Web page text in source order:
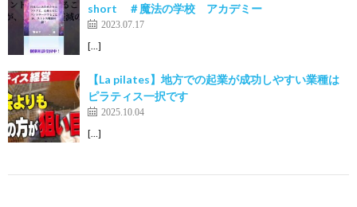
short ＃魔法の学校 アカデミー
2023.07.17
[…]
【La pilates】地方での起業が成功しやすい業種は
ピラティス一択です
2025.10.04
[…]